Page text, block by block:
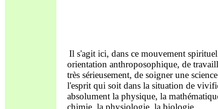
Il s'agit ici, dans ce mouvement
orientation anthroposophique, de
très sérieusement, de soigner une
l'esprit qui soit dans la situation de
absolument la physique, la
chimie, la physiologie, la biologie,